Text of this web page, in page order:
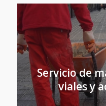
Servicio de
viales y